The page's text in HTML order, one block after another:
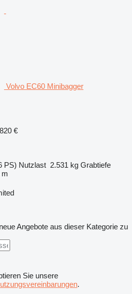
Volvo EC60 Minibagger
€
PS) Nutzlast 2.531 kg Grabtiefe
m
Angebote aus dieser Kategorie zu
Sie unsere
.